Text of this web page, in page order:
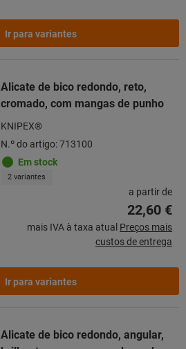
Ir para variantes
Alicate de bico redondo, reto,
cromado, com mangas de punho
KNIPEX®
N.º do artigo: 713100
Em stock
2 variantes
a partir de
22,60 €
mais IVA à taxa atual Preços mais
custos de entrega
Ir para variantes
Alicate de bico redondo, angular,